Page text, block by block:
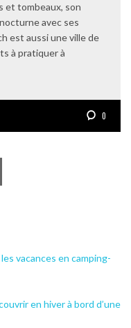
et tombeaux, son
avec ses
est aussi une ville de
à pratiquer à
0
vacances en camping-
en hiver à bord d’une